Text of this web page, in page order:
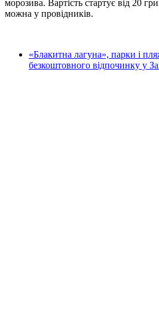
морозива. Вартість стартує від 20
можна у провідників.
«Блакитна лагуна», парки і
безкоштовного відпочинку у